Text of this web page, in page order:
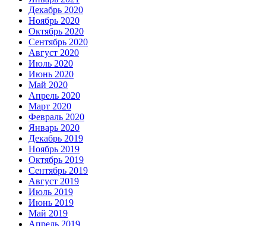
Декабрь 2020
Ноябрь 2020
Октябрь 2020
Сентябрь 2020
Август 2020
Июль 2020
Июнь 2020
Май 2020
Апрель 2020
Март 2020
Февраль 2020
Январь 2020
Декабрь 2019
Ноябрь 2019
Октябрь 2019
Сентябрь 2019
Август 2019
Июль 2019
Июнь 2019
Май 2019
Апрель 2019